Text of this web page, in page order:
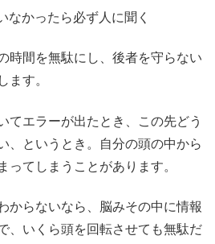
なかったら必ず人に聞く
時間を無駄にし、後者を守らない
ます。
てエラーが出たとき、この先どう
、というとき。自分の頭の中から
ってしまうことがあります。
からないなら、脳みその中に情報
、いくら頭を回転させても無駄だ